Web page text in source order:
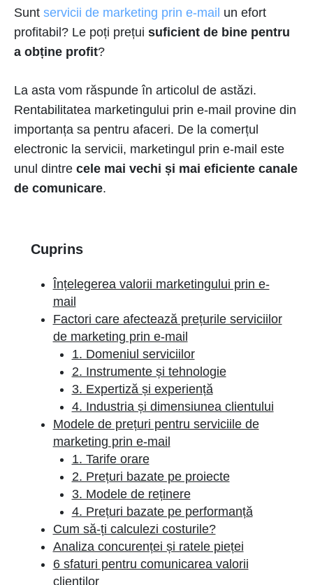
Sunt servicii de marketing prin e-mail un efort
profitabil? Le poți prețui suficient de bine pentru
a obține profit?
La asta vom răspunde în articolul de astăzi.
Rentabilitatea marketingului prin e-mail provine din
importanța sa pentru afaceri. De la comerțul
electronic la servicii, marketingul prin e-mail este
unul dintre cele mai vechi și mai eficiente canale
de comunicare.
Cuprins
Înțelegerea valorii marketingului prin e-
mail
Factori care afectează prețurile serviciilor
de marketing prin e-mail
1. Domeniul serviciilor
2. Instrumente și tehnologie
3. Expertiză și experiență
4. Industria și dimensiunea clientului
Modele de prețuri pentru serviciile de
marketing prin e-mail
1. Tarife orare
2. Prețuri bazate pe proiecte
3. Modele de reținere
4. Prețuri bazate pe performanță
Cum să-ți calculezi costurile?
Analiza concurenței și ratele pieței
6 sfaturi pentru comunicarea valorii
clienților